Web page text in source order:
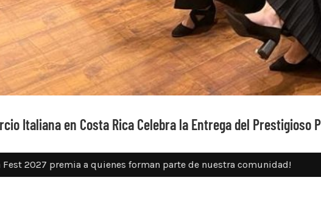
Italiana en Costa Rica Celebra la Entrega del Prestigioso
a quienes forman parte de nuestra comunidad! 31 Jul 26: